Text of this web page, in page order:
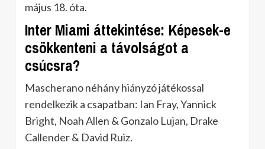
május 18. óta.
Inter Miami áttekintése: Képesek-e
csökkenteni a távolságot a
csúcsra?
Mascherano néhány hiányzó játékossal
rendelkezik a csapatban: Ian Fray, Yannick
Bright, Noah Allen & Gonzalo Lujan, Drake
Callender & David Ruiz.